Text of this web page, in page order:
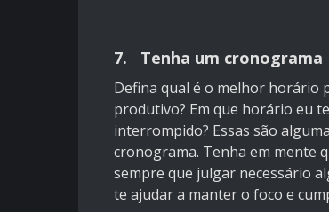
7. Tenha um cronograma
Defina qual é o melhor horário
produtivo? Em que horário eu
interrompido? Essas são
cronograma. Tenha em mente
sempre que julgar necessário
te ajudar a manter o foco e